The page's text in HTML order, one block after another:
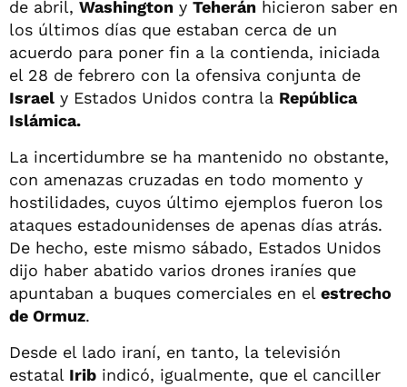
de abril, Washington y Teherán hicieron saber en
los últimos días que estaban cerca de un
acuerdo para poner fin a la contienda, iniciada
el 28 de febrero con la ofensiva conjunta de
Israel y Estados Unidos contra la República
Islámica.
La incertidumbre se ha mantenido no obstante,
con amenazas cruzadas en todo momento y
hostilidades, cuyos último ejemplos fueron los
ataques estadounidenses de apenas días atrás.
De hecho, este mismo sábado, Estados Unidos
dijo haber abatido varios drones iraníes que
apuntaban a buques comerciales en el estrecho
de Ormuz.
Desde el lado iraní, en tanto, la televisión
estatal Irib indicó, igualmente, que el canciller